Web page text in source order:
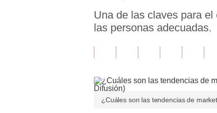
Una de las claves para
las personas adecuadas.
¿Cuáles son las tendencias de